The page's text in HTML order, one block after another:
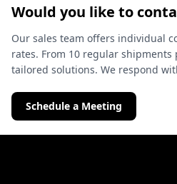
Would you like to
Our sales team offers individual
rates. From 10 regular
tailored solutions. We respond
Schedule a Meeting